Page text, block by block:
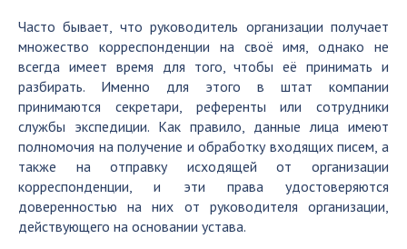
Часто бывает, что руководитель организации получает
множество корреспонденции на своё имя, однако не
всегда имеет время для того, чтобы её принимать и
разбирать. Именно для этого в штат компании
принимаются секретари, референты или сотрудники
службы экспедиции. Как правило, данные лица имеют
полномочия на получение и обработку входящих писем, а
также на отправку исходящей от организации
корреспонденции, и эти права удостоверяются
доверенностью на них от руководителя организации,
действующего на основании устава.